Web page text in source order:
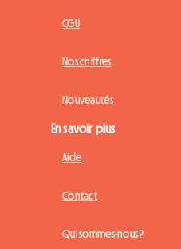
CGU
Nos chiffres
Nouveautés
En savoir plus
Aide
Contact
Qui sommes-nous ?